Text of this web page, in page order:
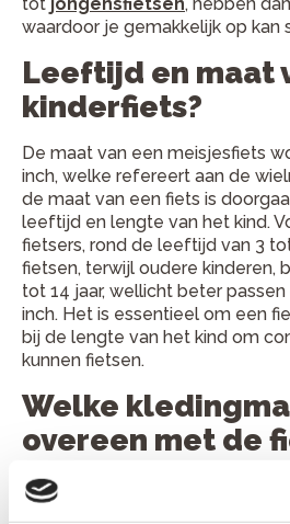
waardoor je gemakkelijk op kan
Leeftijd en maat
kinderfiets?
De maat van een meisjesfiets
inch, welke refereert aan de
de maat van een fiets is
leeftijd en lengte van het kind.
fietsers, rond de leeftijd van 3
fietsen, terwijl oudere kinderen,
tot 14 jaar, wellicht beter
inch. Het is essentieel om een
bij de lengte van het kind om
kunnen fietsen.
Welke
overeen met de
cm12 inch104 - 11053 cm16